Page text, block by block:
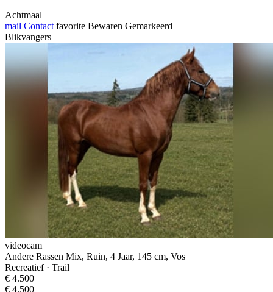
Achtmaal
mail Contact favorite Bewaren Gemarkeerd
Blikvangers
videocam
Andere Rassen Mix, Ruin, 4 Jaar, 145 cm, Vos
Recreatief · Trail
€ 4.500
€ 4.500